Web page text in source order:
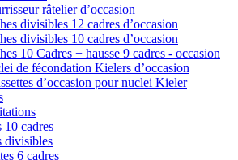
râtelier d’occasion
divisibles 12 cadres d’occasion
divisibles 10 cadres d’occasion
10 Cadres + hausse 9 cadres - occasion
de fécondation Kielers d’occasion
d’occasion pour nuclei Kieler
10 cadres
divisibles
6 cadres